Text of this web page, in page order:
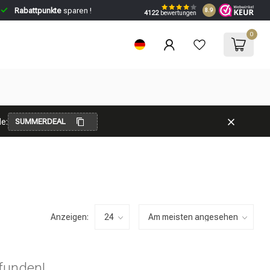
Rabattpunktesparen ! 4122bewertungen 8.9
0
SUMMERDEAL
Anzeigen: